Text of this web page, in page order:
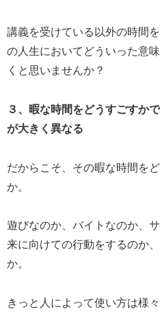
講義を受けている以外の時間
の人生においてどういった意
くと思いませんか？
３、暇な時間をどうすごすか
が大きく異なる
だからこそ、その暇な時間を
か。
遊びなのか、バイトなのか、
来に向けての行動をするのか
か。
きっと人によって使い方は様